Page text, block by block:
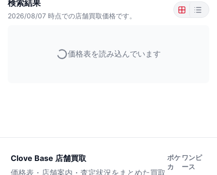
検索結果
2026/08/07 時点での店舗買取価格です。
価格表を読み込んでいます
Clove Base 店舗買取
価格表・店舗案内・査定状況をまとめた買取
ポケ
カ
ワンピ
ース